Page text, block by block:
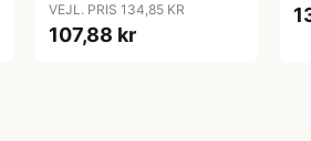
VEJL. PRIS 134,85 KR
107,88 kr